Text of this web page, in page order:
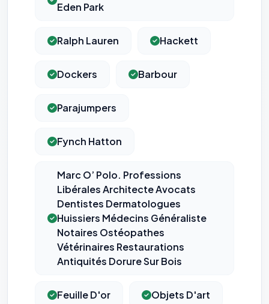
Eden Park
Ralph Lauren Hackett
Dockers Barbour
Parajumpers
Fynch Hatton
Marc O’ Polo. Professions
Libérales Architecte Avocats
Dentistes Dermatologues
Huissiers Médecins Généraliste
Notaires Ostéopathes
Vétérinaires Restaurations
Antiquités Dorure Sur Bois
Feuille D'or Objets D'art